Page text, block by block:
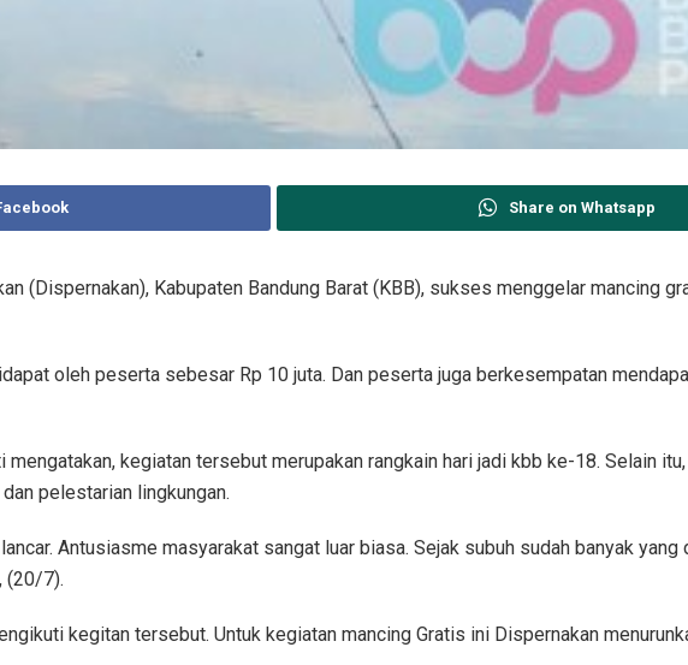
Share on Whatsapp
(Dispernakan), Kabupaten Bandung Barat (KBB), sukses menggelar mancing
oleh peserta sebesar Rp 10 juta. Dan peserta juga berkesempatan
kegiatan tersebut merupakan rangkain hari jadi kbb ke-18. Selain
pelestarian lingkungan.
Antusiasme masyarakat sangat luar biasa. Sejak subuh sudah banyak
(20/7).
kegitan tersebut. Untuk kegiatan mancing Gratis ini Dispernakan